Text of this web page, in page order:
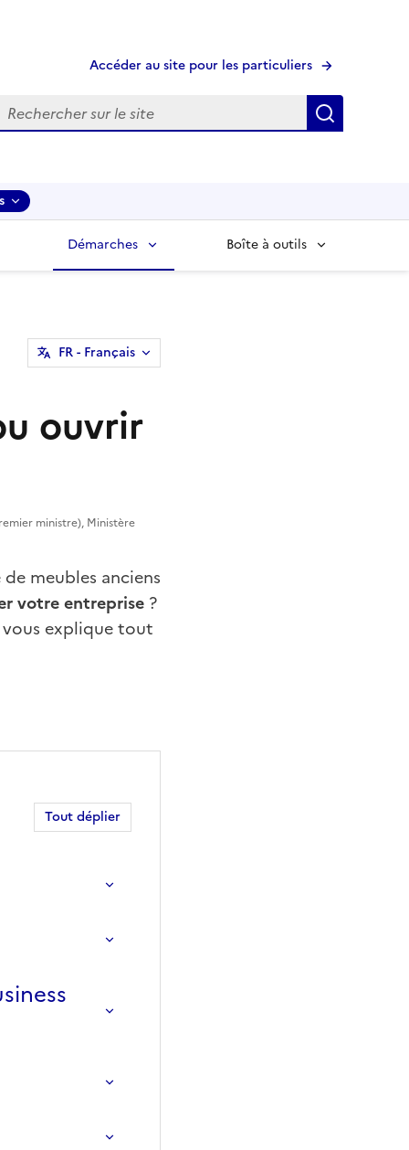
Accéder au site pour les particuliers
Recherche
Démarches Boîte à outils
FR- Français
ouvrir
ministre), Ministère
meubles anciens
votre entreprise ?
explique tout
Tout déplier